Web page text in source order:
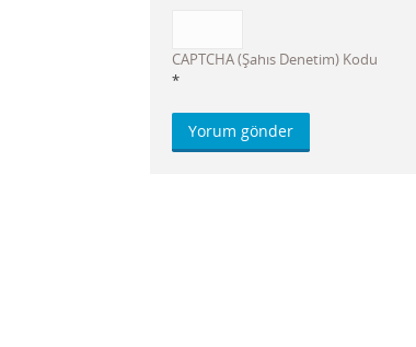
CAPTCHA (Şahıs Denetim) Kodu
*